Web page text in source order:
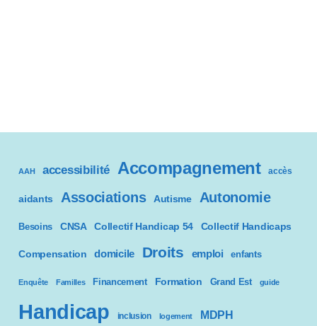
AAH accessibilité Accompagnement accès
aidants Associations Autisme Autonomie
Besoins CNSA Collectif Handicap 54 Collectif Handicaps
Compensation domicile Droits emploi enfants
Enquête Familles Financement Formation Grand Est guide
Handicap inclusion logement MDPH